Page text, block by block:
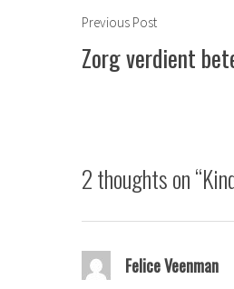
Berichtnavigatie
Previous PostPrevious
post:
Zorg verdient
2 thoughts on “
Felice Veenman